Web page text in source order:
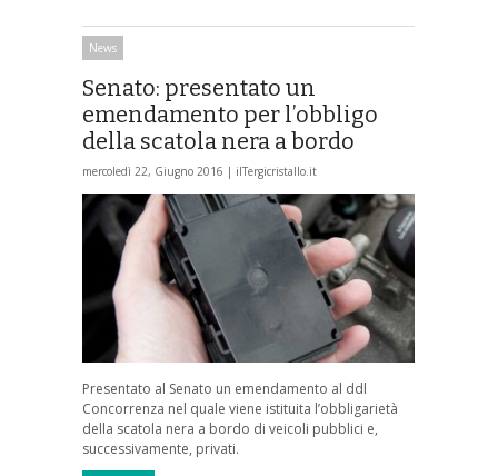
News
Senato: presentato un
emendamento per l’obbligo
della scatola nera a bordo
mercoledì 22, Giugno 2016 | ilTergicristallo.it
Presentato al Senato un emendamento al ddl
Concorrenza nel quale viene istituita l’obbligarietà
della scatola nera a bordo di veicoli pubblici e,
successivamente, privati.